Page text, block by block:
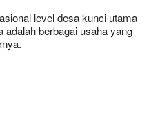
level desa kunci utama
adalah berbagai usaha yang